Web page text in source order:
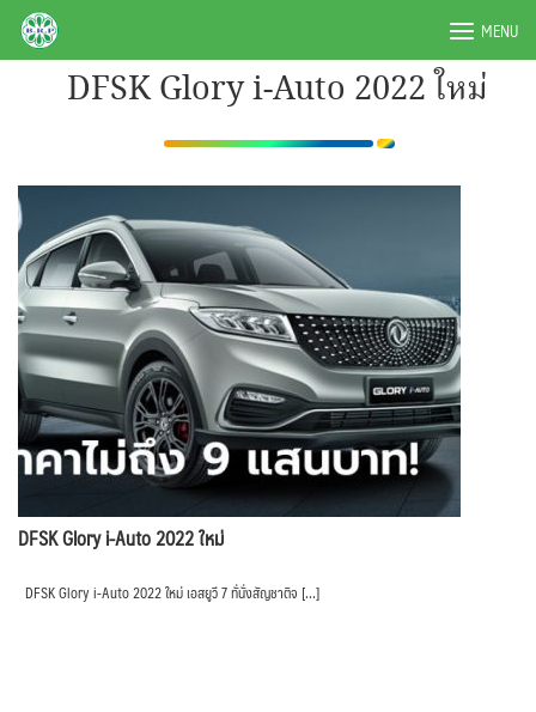
SkipBRPAUTO.COM MENU
DFSK Glory i-Auto 2022 ใหม่
DFSK Glory i-Auto 2022 ใหม่
DFSK Glory i-Auto 2022 ใหม่ เอสยูวี 7 ทั่นั่งสัญชาติจ […]